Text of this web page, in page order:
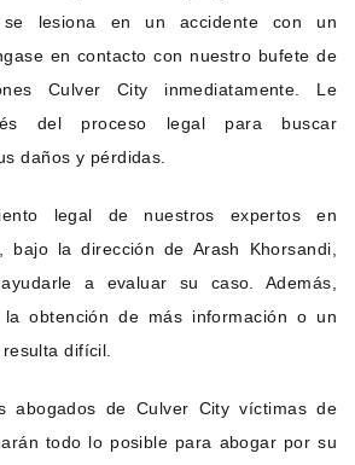
lesiona en un accidente con un
en contacto con nuestro bufete de
Culver City inmediatamente. Le
del proceso legal para buscar
daños y pérdidas.
legal de nuestros expertos en
, bajo la dirección de Arash Khorsandi,
a evaluar su caso. Además,
obtención de más información o un
difícil.
abogados de Culver City víctimas de
todo lo posible para abogar por su